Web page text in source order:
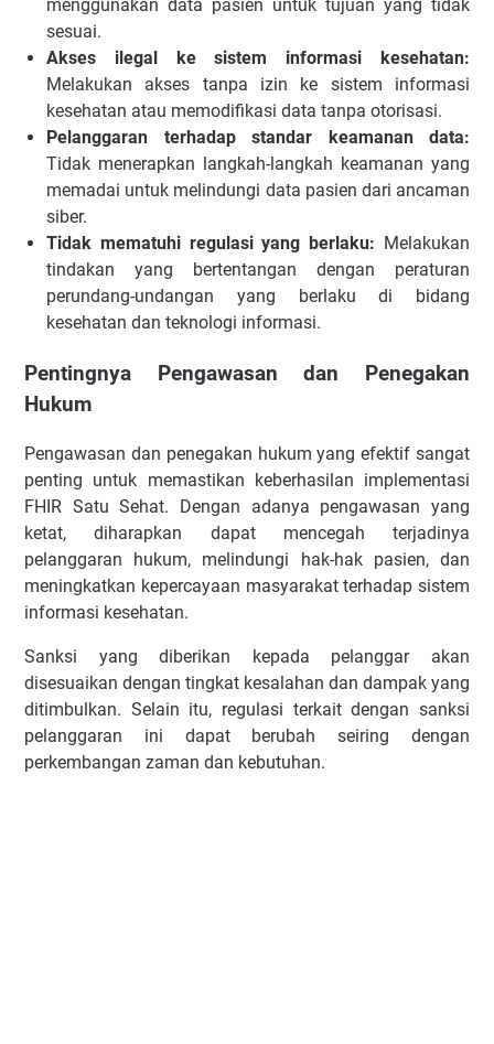
menggunakan data pasien untuk tujuan yang tidak
sesuai.
Akses ilegal ke sistem informasi kesehatan:
Melakukan akses tanpa izin ke sistem informasi
kesehatan atau memodifikasi data tanpa otorisasi.
Pelanggaran terhadap standar keamanan data:
Tidak menerapkan langkah-langkah keamanan yang
memadai untuk melindungi data pasien dari ancaman
siber.
Tidak mematuhi regulasi yang berlaku: Melakukan
tindakan yang bertentangan dengan peraturan
perundang-undangan yang berlaku di bidang
kesehatan dan teknologi informasi.
Pentingnya Pengawasan dan Penegakan
Hukum
Pengawasan dan penegakan hukum yang efektif sangat
penting untuk memastikan keberhasilan implementasi
FHIR Satu Sehat. Dengan adanya pengawasan yang
ketat, diharapkan dapat mencegah terjadinya
pelanggaran hukum, melindungi hak-hak pasien, dan
meningkatkan kepercayaan masyarakat terhadap sistem
informasi kesehatan.
Sanksi yang diberikan kepada pelanggar akan
disesuaikan dengan tingkat kesalahan dan dampak yang
ditimbulkan. Selain itu, regulasi terkait dengan sanksi
pelanggaran ini dapat berubah seiring dengan
perkembangan zaman dan kebutuhan.